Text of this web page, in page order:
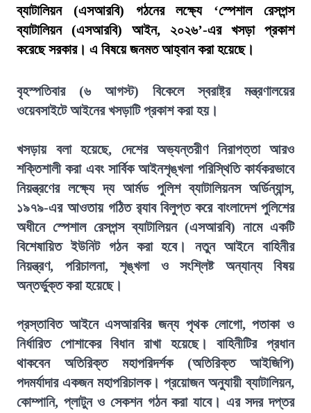
ব্যাটালিয়ন (এসআরবি) গঠনের লক্ষ্যে ‘স্পেশাল রেসপন্স
ব্যাটালিয়ন (এসআরবি) আইন, ২০২৬’-এর খসড়া প্রকাশ
করেছে সরকার। এ বিষয়ে জনমত আহ্বান করা হয়েছে।
বৃহস্পতিবার (৬ আগস্ট) বিকেলে স্বরাষ্ট্র মন্ত্রণালয়ের
ওয়েবসাইটে আইনের খসড়াটি প্রকাশ করা হয়।
খসড়ায় বলা হয়েছে, দেশের অভ্যন্তরীণ নিরাপত্তা আরও
শক্তিশালী করা এবং সার্বিক আইনশৃঙ্খলা পরিস্থিতি কার্যকরভাবে
নিয়ন্ত্রণের লক্ষ্যে দ্য আর্মড পুলিশ ব্যাটালিয়নস অর্ডিন্যান্স,
১৯৭৯-এর আওতায় গঠিত র‍্যাব বিলুপ্ত করে বাংলাদেশ পুলিশের
অধীনে স্পেশাল রেসপন্স ব্যাটালিয়ন (এসআরবি) নামে একটি
বিশেষায়িত ইউনিট গঠন করা হবে। নতুন আইনে বাহিনীর
নিয়ন্ত্রণ, পরিচালনা, শৃঙ্খলা ও সংশ্লিষ্ট অন্যান্য বিষয়
অন্তর্ভুক্ত করা হয়েছে।
প্রস্তাবিত আইনে এসআরবির জন্য পৃথক লোগো, পতাকা ও
নির্ধারিত পোশাকের বিধান রাখা হয়েছে। বাহিনীটির প্রধান
থাকবেন অতিরিক্ত মহাপরিদর্শক (অতিরিক্ত আইজিপি)
পদমর্যাদার একজন মহাপরিচালক। প্রয়োজন অনুযায়ী ব্যাটালিয়ন,
কোম্পানি, প্লাটুন ও সেকশন গঠন করা যাবে। এর সদর দপ্তর